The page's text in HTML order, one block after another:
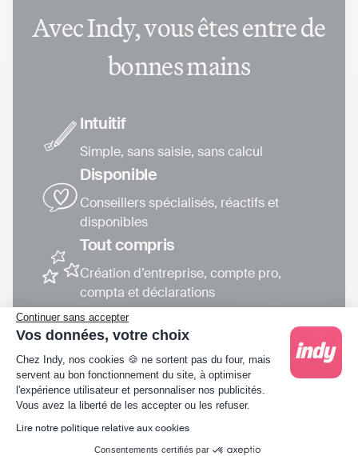
Continuer sans accepter
Vos données, votre choix
Plateforme de Gestion du Consentement :
Chez Indy, nos cookies 🍪 ne sortent pas du four, mais
servent au bon fonctionnement du site, à optimiser
l'expérience utilisateur et personnaliser nos publicités.
Vous avez la liberté de les accepter ou les refuser.
Lire notre politique relative aux cookies
Consentements certifiés par
Axeptio consent
Avec Indy, vous êtes entre de
bonnes mains
Intuitif
Simple, sans saisie, sans calcul
Disponible
Conseillers spécialisés, réactifs et
disponibles
Tout compris
Création d’entreprise, compte pro,
compta et déclarations
Transparent
Sans frais cachés, sans engagement
Conforme
100% conforme aux normes fiscales